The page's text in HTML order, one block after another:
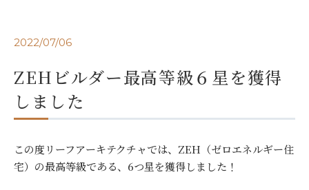
2022/07/06
ZEHビルダー最高等級６星を獲得
しました
この度リーフアーキテクチャでは、ZEH（ゼロエネルギー住
宅）の最高等級である、6つ星を獲得しました！